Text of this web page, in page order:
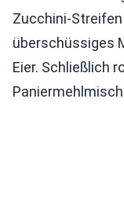
Zucchini-
überschüssiges
Eier. Schließlich